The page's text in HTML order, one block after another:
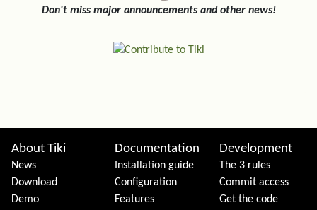
Don't miss major announcements and other news!
Site information, links, etc.
About Tiki
News
Download
Demo
Documentation
Installation guide
Configuration
Features
Development
The 3 rules
Commit access
Get the code